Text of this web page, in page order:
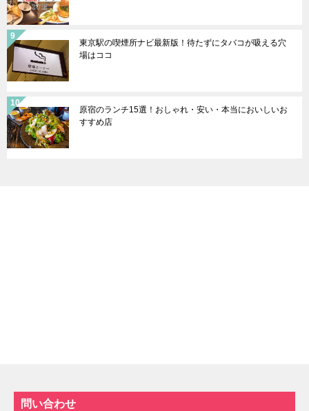
東京駅の喫煙所ナビ最新版！待たずにタバコが吸える穴
場はココ
原宿のランチ15選！おしゃれ・安い・本当においしいお
すすめ店
問い合わせ